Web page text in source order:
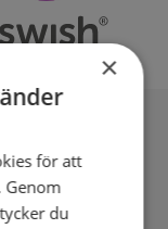
×
för att
Genom
du